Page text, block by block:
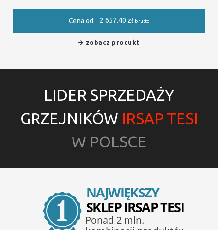
Cena od: 2 657.40 zł brutto
zobacz produkt
LIDER SPRZEDAŻY
GRZEJNIKÓW IRSAP TESI
W POLSCE